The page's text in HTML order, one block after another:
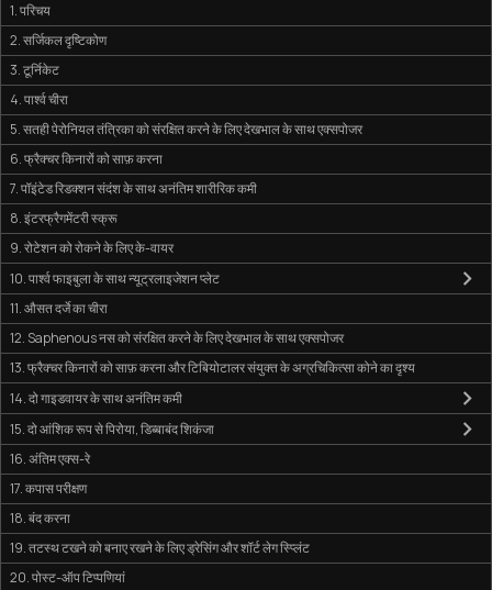
1. परिचय
2. सर्जिकल दृष्टिकोण
3. टूर्निकेट
4. पार्श्व चीरा
5. सतही पेरोनियल तंत्रिका को संरक्षित करने के लिए देखभाल के साथ एक्सपोजर
6. फ्रैक्चर किनारों को साफ़ करना
7. पॉइंटेड रिडक्शन संदंश के साथ अनंतिम शारीरिक कमी
8. इंटरफ्रैगमेंटरी स्क्रू
9. रोटेशन को रोकने के लिए के-वायर
10. पार्श्व फाइबुला के साथ न्यूट्रलाइजेशन प्लेट
11. औसत दर्जे का चीरा
12. Saphenous नस को संरक्षित करने के लिए देखभाल के साथ एक्सपोजर
13. फ्रैक्चर किनारों को साफ़ करना और टिबियोटालर संयुक्त के अग्रचिकित्सा कोने का दृश्य
14. दो गाइडवायर के साथ अनंतिम कमी
15. दो आंशिक रूप से पिरोया, डिब्बाबंद शिकंजा
16. अंतिम एक्स-रे
17. कपास परीक्षण
18. बंद करना
19. तटस्थ टखने को बनाए रखने के लिए ड्रेसिंग और शॉर्ट लेग स्प्लिंट
20. पोस्ट-ऑप टिप्पणियां